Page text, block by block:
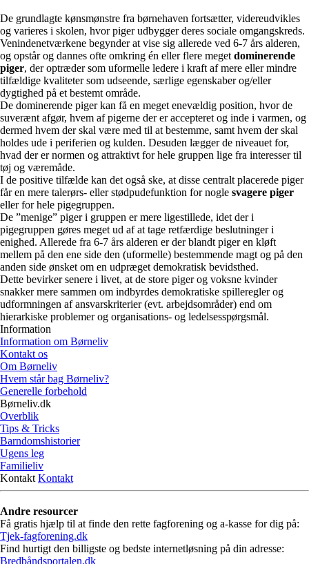
De grundlagte kønsmønstre fra børnehaven fortsætter, videreudvikles
og varieres i skolen, hvor piger udbygger deres sociale omgangskreds.
Venindenetværkene begynder at vise sig allerede ved 6-7 års alderen,
og opstår og dannes ofte omkring én eller flere meget dominerende
piger, der optræder som uformelle ledere i kraft af mere eller mindre
tilfældige kvaliteter som udseende, særlige egenskaber og/eller
dygtighed på et bestemt område.
De dominerende piger kan få en meget enevældig position, hvor de
suverænt afgør, hvem af pigerne der er accepteret og inde i varmen, og
dermed hvem der skal være med til at bestemme, samt hvem der skal
holdes ude i periferien og kulden. Desuden lægger de niveauet for,
hvad der er normen og attraktivt for hele gruppen lige fra interesser til
tøj og væremåde.
I de positive tilfælde kan det også ske, at disse centralt placerede piger
får en mere talerørs- eller stødpudefunktion for nogle svagere piger
eller for hele pigegruppen.
De ”menige” piger i gruppen er mere ligestillede, idet der i
pigegruppen gøres meget ud af at tage retfærdige beslutninger i
enighed. Allerede fra 6-7 års alderen er der blandt piger en kløft
mellem på den ene side den (uformelle) bestemmende magt og på den
anden side ønsket om en udpræget demokratisk bevidsthed.
Dette bevirker senere i livet, at de store piger og voksne kvinder
snakker mere sammen om indbyrdes demokratiske spilleregler og
udformningen af ansvarskriterier (evt. arbejdsområder) end om
hierarkiske problemer og organisations- og ledelsesspørgsmål.
Information
Information om Børneliv
Kontakt os
Om Børneliv
Hvem står bag Børneliv?
Generelle forbehold
Børneliv.dk
Overblik
Tips & Tricks
Barndomshistorier
Ugens leg
Familieliv
Kontakt Kontakt
Andre resourcer
Få gratis hjælp til at finde den rette fagforening og a-kasse for dig på:
Tjek-fagforening.dk
Find hurtigt den billigste og bedste internetløsning på din adresse:
Bredbåndsportalen.dk